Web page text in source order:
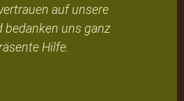
auf unsere
bedanken uns ganz
Hilfe.